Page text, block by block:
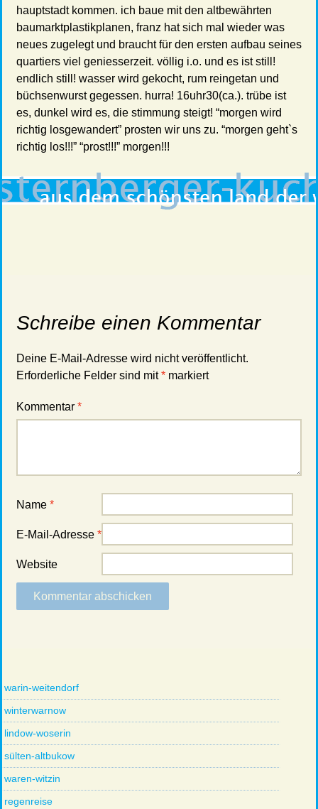
hauptstadt kommen. ich baue mit den altbewährten
baumarktplastikplanen, franz hat sich mal wieder was
neues zugelegt und braucht für den ersten aufbau seines
quartiers viel geniesserzeit. völlig i.o. und es ist still!
endlich still! wasser wird gekocht, rum reingetan und
büchsenwurst gegessen. hurra! 16uhr30(ca.). trübe ist
es, dunkel wird es, die stimmung steigt! “morgen wird
richtig losgewandert” prosten wir uns zu. “morgen geht`s
richtig los!!!” “prost!!!” morgen!!!
Schreibe einen Kommentar
Deine E-Mail-Adresse wird nicht veröffentlicht.
Erforderliche Felder sind mit* markiert
Kommentar *
Name *
E-Mail-Adresse *
Website
warin-weitendorf
winterwarnow
lindow-woserin
sülten-altbukow
waren-witzin
regenreise